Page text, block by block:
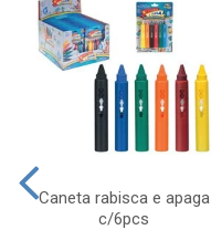
Caneta rabisca e apaga
c/6pcs